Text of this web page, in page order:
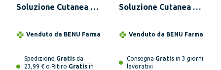
Soluzione Cutanea 1
Venduto da BENU Farma
Spedizione Gratis da
23,99 € o Ritiro Gratis in
Soluzione Cutanea 3
Venduto da BENU Farma
Consegna Gratis in 3 giorni
lavorativi